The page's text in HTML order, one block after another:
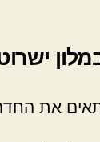
את